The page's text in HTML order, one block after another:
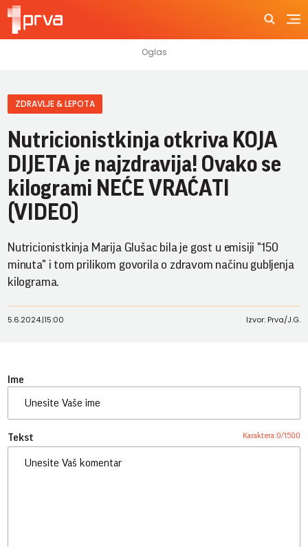
ZDRAVLJE & LEPOTA
Nutricionistkinja otkriva KOJA
DIJETA je najzdravija! Ovako se
kilogrami NEĆE VRAĆATI
(VIDEO)
Nutricionistkinja Marija Glušac bila je gost u emisiji "150
minuta" i tom prilikom govorila o zdravom načinu gubljenja
kilograma.
5.6.2024.|15:00 Izvor: Prva/J.G.
Ime
Tekst Karaktera:0/1500